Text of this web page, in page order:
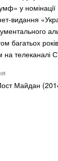
у
видання
багатьох
на телеканалі
Майдан